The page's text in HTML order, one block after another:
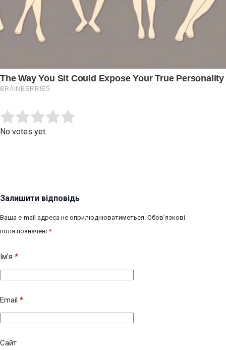
Rate this item:
No votes yet.
Залишити відповідь
Ваша e-mail адреса не оприлюднюватиметься. Обов’язкові
поля позначені *
Ім’я *
Email *
Сайт